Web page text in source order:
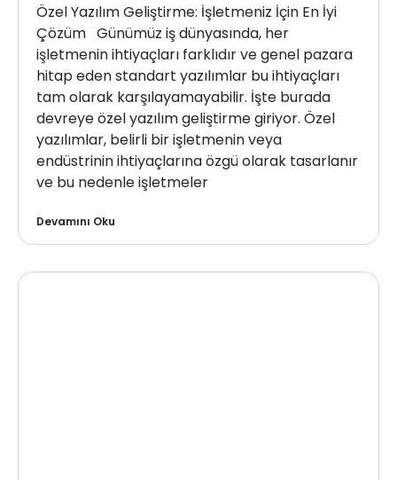
Özel Yazılım Geliştirme: İşletmeniz İçin En İyi
Çözüm Günümüz iş dünyasında, her
işletmenin ihtiyaçları farklıdır ve genel pazara
hitap eden standart yazılımlar bu ihtiyaçları
tam olarak karşılayamayabilir. İşte burada
devreye özel yazılım geliştirme giriyor. Özel
yazılımlar, belirli bir işletmenin veya
endüstrinin ihtiyaçlarına özgü olarak tasarlanır
ve bu nedenle işletmeler
Devamını Oku